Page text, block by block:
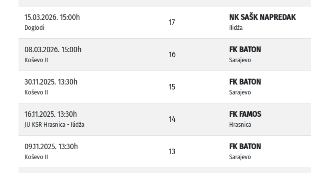
15.03.2026. 15:00h
Doglodi
17
NK SAŠK NAPREDAK
Ilidža
08.03.2026. 15:00h
Koševo II
16
FK BATON
Sarajevo
30.11.2025. 13:30h
Koševo II
15
FK BATON
Sarajevo
16.11.2025. 13:30h
JU KSR Hrasnica - Ilidža
14
FK FAMOS
Hrasnica
09.11.2025. 13:30h
Koševo II
13
FK BATON
Sarajevo